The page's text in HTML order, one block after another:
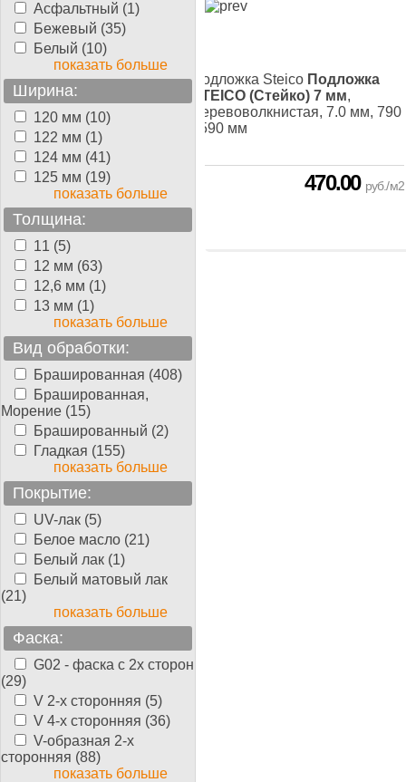
Асфальтный (1)
Бежевый (35)
Белый (10)
показать больше
Ширина:
120 мм (10)
122 мм (1)
124 мм (41)
125 мм (19)
показать больше
Толщина:
11 (5)
12 мм (63)
12,6 мм (1)
13 мм (1)
показать больше
Вид обработки:
Брашированная (408)
Брашированная,
Морение (15)
Брашированный (2)
Гладкая (155)
показать больше
Покрытие:
UV-лак (5)
Белое масло (21)
Белый лак (1)
Белый матовый лак
(21)
показать больше
Фаска:
G02 - фаска с 2х сторон
(29)
V 2-х сторонняя (5)
V 4-х сторонняя (36)
V-образная 2-х
сторонняя (88)
показать больше
SteicoПодложка
(Стейко) 4 мм
4,0 мм, 790
306.00
Подложка Steico Подложка
STEICO (Стейко) 7 мм,
Деревоволкнистая, 7.0 мм, 790
- 590 мм
470.00 руб./м2